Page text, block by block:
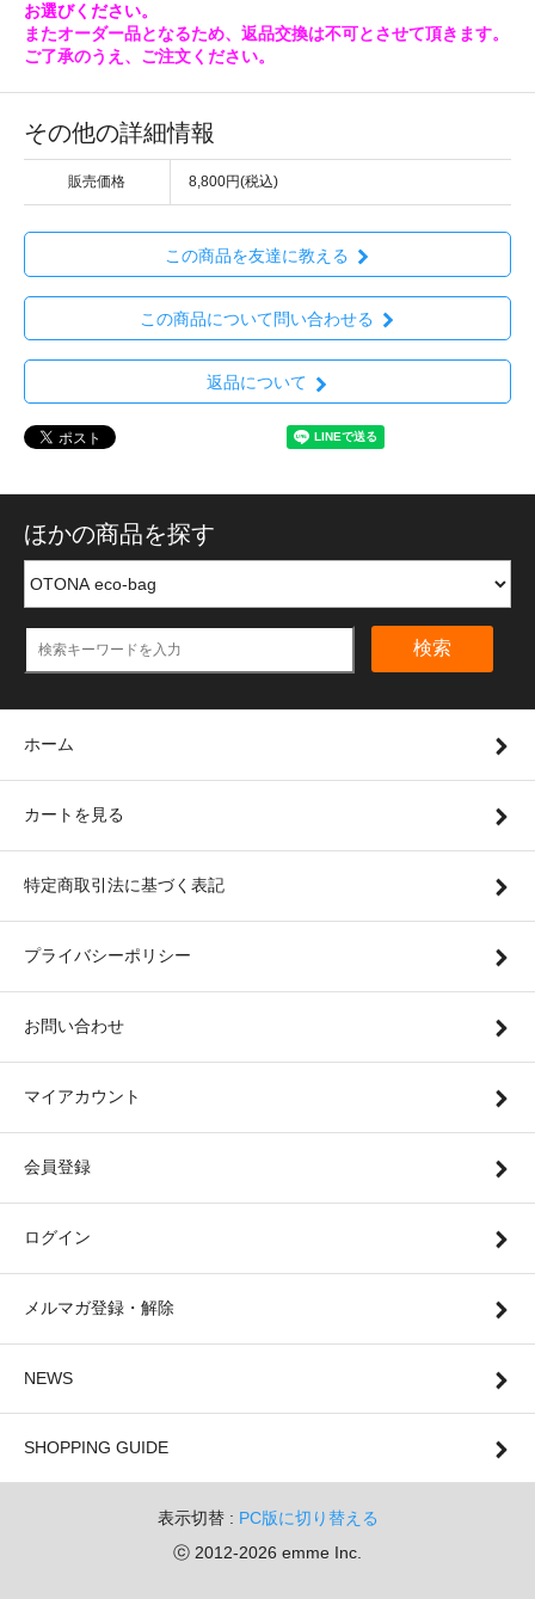
お選びください。
またオーダー品となるため、返品交換は不可とさせて頂きます。
ご了承のうえ、ご注文ください。
その他の詳細情報
販売価格 8,800円(税込)
この商品を友達に教える
この商品について問い合わせる
返品について
ほかの商品を探す
検索
ホーム
カートを見る
特定商取引法に基づく表記
プライバシーポリシー
お問い合わせ
マイアカウント
会員登録
ログイン
メルマガ登録・解除
NEWS
SHOPPING GUIDE
表示切替 : PC版に切り替える
ⓒ 2012-2026 emme Inc.